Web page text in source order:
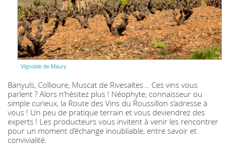
Vignoble de Maury
Banyuls, Collioure, Muscat de Rivesaltes... Ces vins vous
parlent ? Alors n’hésitez plus ! Néophyte, connaisseur ou
simple curieux, la Route des Vins du Roussillon s’adresse à
vous ! Un peu de pratique terrain et vous deviendrez des
experts ! Les producteurs vous invitent à venir les rencontrer
pour un moment d’échange inoubliable, entre savoir et
convivialité.